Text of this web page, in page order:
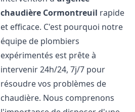
chaudière Cormontreuil rapide
et efficace. C'est pourquoi notre
équipe de plombiers
expérimentés est prête à
intervenir 24h/24, 7j/7 pour
résoudre vos problèmes de
chaudière. Nous comprenons